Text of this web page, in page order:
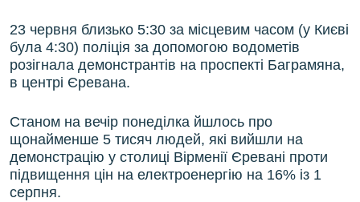
23 червня близько 5:30 за місцевим часом (у Києві
була 4:30) поліція за допомогою водометів
розігнала демонстрантів на проспекті Баграмяна,
в центрі Єревана.
Станом на вечір понеділка йшлось про
щонайменше 5 тисяч людей, які вийшли на
демонстрацію у столиці Вірменії Єревані проти
підвищення цін на електроенергію на 16% із 1
серпня.